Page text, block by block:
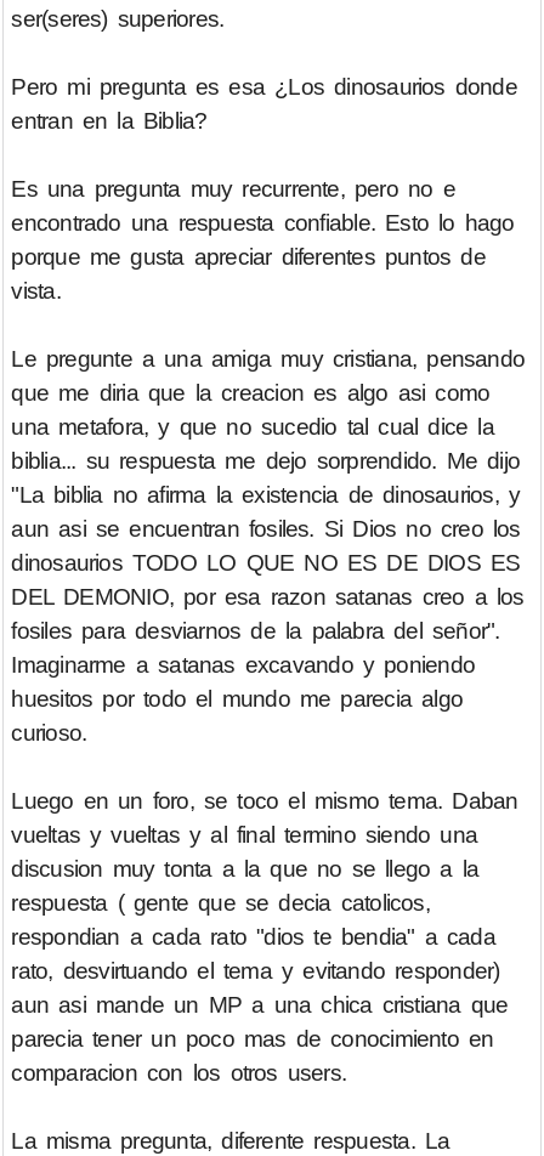
ser(seres) superiores.
Pero mi pregunta es esa ¿Los dinosaurios donde
entran en la Biblia?
Es una pregunta muy recurrente, pero no e
encontrado una respuesta confiable. Esto lo hago
porque me gusta apreciar diferentes puntos de
vista.
Le pregunte a una amiga muy cristiana, pensando
que me diria que la creacion es algo asi como
una metafora, y que no sucedio tal cual dice la
biblia... su respuesta me dejo sorprendido. Me dijo
"La biblia no afirma la existencia de dinosaurios, y
aun asi se encuentran fosiles. Si Dios no creo los
dinosaurios TODO LO QUE NO ES DE DIOS ES
DEL DEMONIO, por esa razon satanas creo a los
fosiles para desviarnos de la palabra del señor".
Imaginarme a satanas excavando y poniendo
huesitos por todo el mundo me parecia algo
curioso.
Luego en un foro, se toco el mismo tema. Daban
vueltas y vueltas y al final termino siendo una
discusion muy tonta a la que no se llego a la
respuesta ( gente que se decia catolicos,
respondian a cada rato "dios te bendia" a cada
rato, desvirtuando el tema y evitando responder)
aun asi mande un MP a una chica cristiana que
parecia tener un poco mas de conocimiento en
comparacion con los otros users.
La misma pregunta, diferente respuesta. La